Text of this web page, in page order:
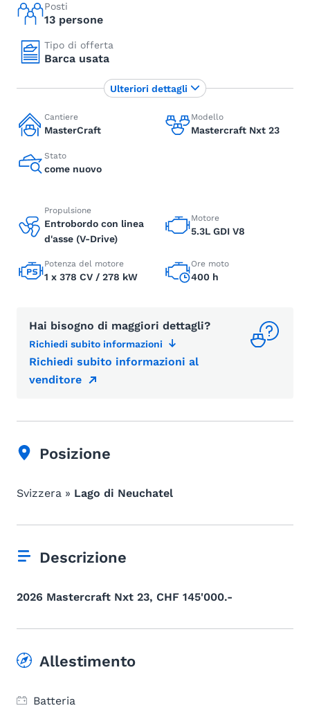
Posti
13 persone
Tipo di offerta
Barca usata
Cantiere
MasterCraft
Modello
Mastercraft Nxt 23
Stato
come nuovo
Propulsione
Entrobordo con linea
d'asse (V-Drive)
Motore
5.3L GDI V8
Potenza del motore
1 x 378 CV / 278 kW
Ore moto
400 h
Hai bisogno di maggiori dettagli?
Richiedi subito informazioni
Richiedi subito informazioni al
venditore
Ulteriori dettagli
Posizione
Svizzera » Lago di Neuchatel
Descrizione
2026 Mastercraft Nxt 23, CHF 145'000.-
Allestimento
Batteria